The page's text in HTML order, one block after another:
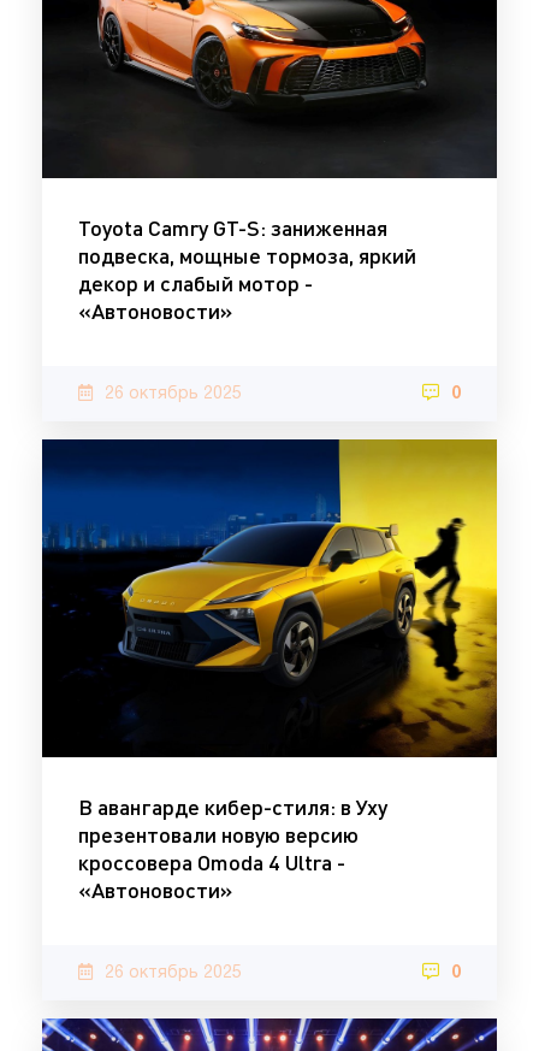
Toyota Camry GT-S: заниженная
подвеска, мощные тормоза, яркий
декор и слабый мотор -
«Автоновости»
26 октябрь 2025 0
В авангарде кибер-стиля: в Уху
презентовали новую версию
кроссовера Omoda 4 Ultra -
«Автоновости»
26 октябрь 2025 0